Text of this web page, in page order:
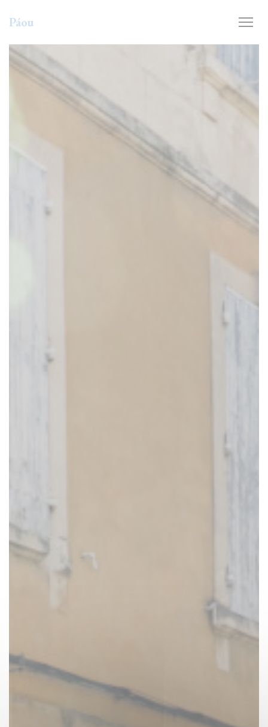
Páou